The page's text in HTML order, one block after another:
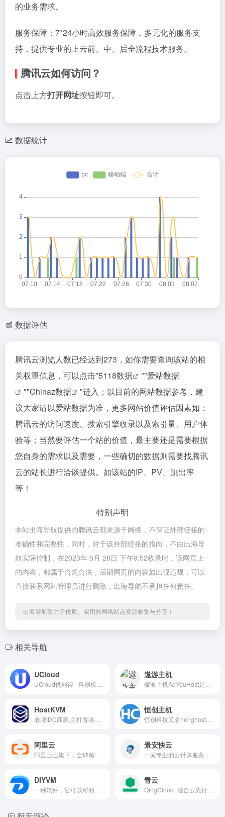
的业务需求。
服务保障：7*24小时高效服务保障，多元化的服务支
持，提供专业的上云前、中、后全流程技术服务。
腾讯云如何访问？
点击上方打开网址按钮即可。
数据统计
数据评估
腾讯云浏览人数已经达到273，如你需要查询该站的相
关权重信息，可以点击"5118数据 ""爱站数据
""Chinaz数据
"进入；以目前的网站数据参考，建
议大家请以爱站数据为准，更多网站价值评估因素如：
腾讯云的访问速度、搜索引擎收录以及索引量、用户体
验等；当然要评估一个站的价值，最主要还是需要根据
您自身的需求以及需要，一些确切的数据则需要找腾讯
云的站长进行洽谈提供。如该站的IP、PV、跳出率
等！
特别声明
本站出海导航提供的腾讯云都来源于网络，不保证外部链接的
准确性和完整性，同时，对于该外部链接的指向，不由出海导
航实际控制，在2023年 5月 28日 下午9:52收录时，该网页上
的内容，都属于合规合法，后期网页的内容如出现违规，可以
直接联系网站管理员进行删除，出海导航不承担任何责任。
出海导航致力于优质、实用的网络站点资源收集与分享！
相关导航
UCloud 遨游主机
HostKVM 恒创主机
阿里云 景安快云
DIYVM 青云